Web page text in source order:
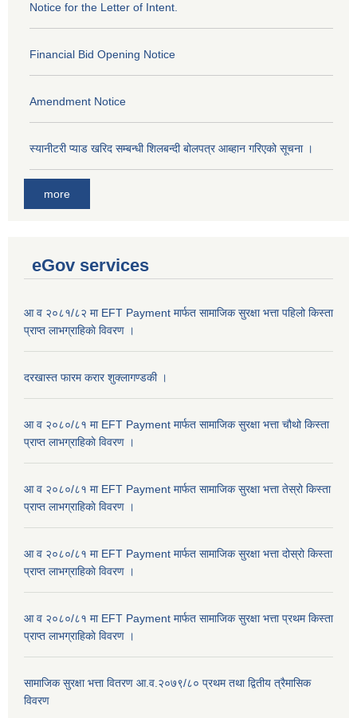
Notice for the Letter of Intent.
Financial Bid Opening Notice
Amendment Notice
स्यानीटरी प्याड खरिद सम्बन्धी शिलबन्दी बोलपत्र आब्हान गरिएको सूचना ।
more
eGov services
आ व २०८१/८२ मा EFT Payment मार्फत सामाजिक सुरक्षा भत्ता पहिलो किस्ता
प्राप्त लाभग्राहिकाे विवरण ।
दरखास्त फारम करार शुक्लागण्डकी ।
आ व २०८०/८१ मा EFT Payment मार्फत सामाजिक सुरक्षा भत्ता चौथो किस्ता
प्राप्त लाभग्राहिकाे विवरण ।
आ व २०८०/८१ मा EFT Payment मार्फत सामाजिक सुरक्षा भत्ता तेस्रो किस्ता
प्राप्त लाभग्राहिकाे विवरण ।
आ व २०८०/८१ मा EFT Payment मार्फत सामाजिक सुरक्षा भत्ता दोस्रो किस्ता
प्राप्त लाभग्राहिकाे विवरण ।
आ व २०८०/८१ मा EFT Payment मार्फत सामाजिक सुरक्षा भत्ता प्रथम किस्ता
प्राप्त लाभग्राहिकाे विवरण ।
सामाजिक सुरक्षा भत्ता वितरण आ.व.२०७९/८० प्रथम तथा द्वितीय त्रैमासिक
विवरण